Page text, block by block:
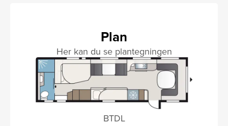
Plan
Her kan du se plantegningen
BTDL